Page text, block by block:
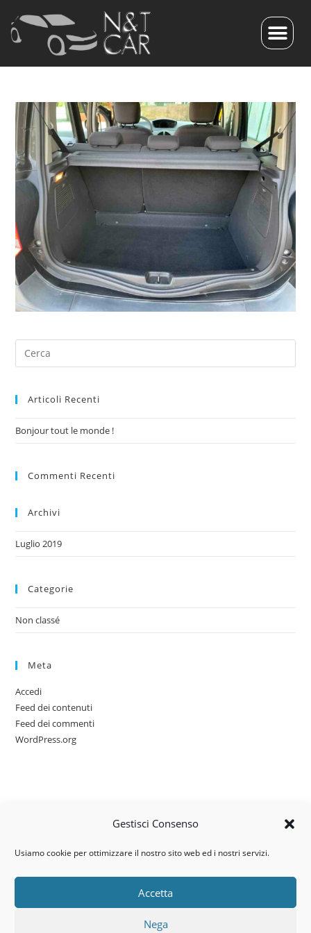
Gestisci Consenso
Usiamo cookie per ottimizzare il nostro sito web ed i nostri servizi.
Accetta
Nega
Articoli Recenti
Bonjour tout le monde !
Commenti Recenti
Archivi
Luglio 2019
Categorie
Non classé
Meta
Accedi
Feed dei contenuti
Feed dei commenti
WordPress.org
Via dell’artigianato, 14 – 31030